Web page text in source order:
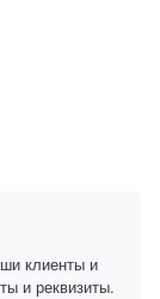
клиенты и
и реквизиты.